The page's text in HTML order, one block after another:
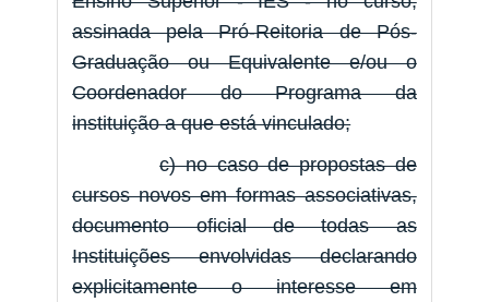
assinada pela Pró-Reitoria de Pós-
Graduação ou Equivalente e/ou o
Coordenador do Programa da
instituição a que está vinculado;
c) no caso de propostas de
cursos novos em formas associativas,
documento oficial de todas as
Instituições envolvidas declarando
explicitamente o interesse em